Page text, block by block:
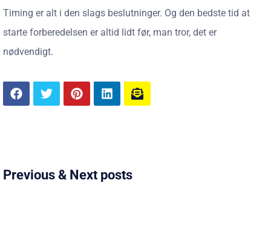
Timing er alt i den slags beslutninger. Og den bedste tid at
starte forberedelsen er altid lidt før, man tror, det er
nødvendigt.
Previous & Next posts